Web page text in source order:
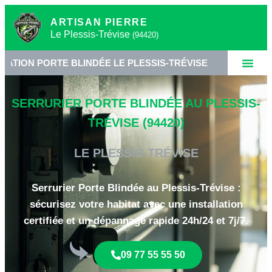
ARTISAN PIERRE
Le Plessis-Trévise (94420)
BLINDÉE LE PLESSIS-TRÉVISE • SERRURIER
SERRURIER PORTE BLINDÉE AU PLESSIS-
TRÉVISE (94420)
LE PLESSIS-TRÉVISE
Serrurier Porte Blindée au Plessis-Trévise :
sécurisez votre habitat avec une installation
certifiée et un dépannage rapide 24h/24 et 7j/7.
09 77 55 55 50